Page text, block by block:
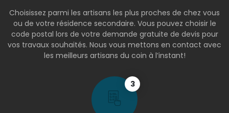
Choisissez parmi les artisans les plus proches de chez vous
ou de votre résidence secondaire. Vous pouvez choisir le
code postal lors de votre demande gratuite de devis pour
vos travaux souhaités. Nous vous mettons en contact avec
les meilleurs artisans du coin à l’instant!
3